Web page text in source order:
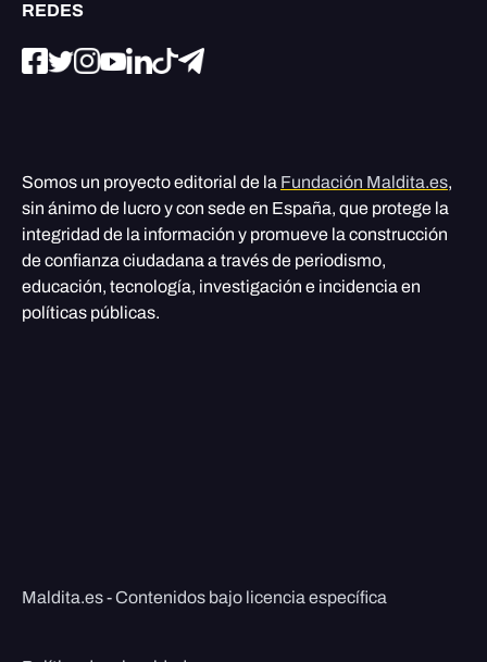
REDES
Somos un proyecto editorial de la Fundación Maldita.es,
sin ánimo de lucro y con sede en España, que protege la
integridad de la información y promueve la construcción
de confianza ciudadana a través de periodismo,
educación, tecnología, investigación e incidencia en
políticas públicas.
Maldita.es - Contenidos bajo licencia específica